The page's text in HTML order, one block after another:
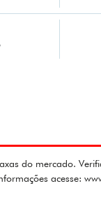
do mercado.
acesse: